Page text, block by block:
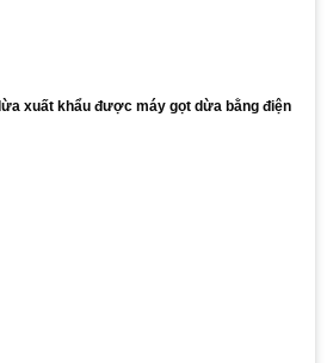
xuất khẩu được máy gọt dừa bằng điện